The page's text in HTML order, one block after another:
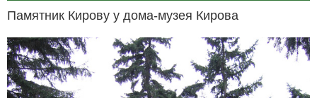
Памятник Кирову у дома-музея Кирова